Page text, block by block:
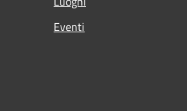
Eventi